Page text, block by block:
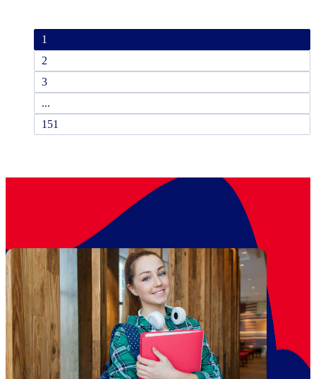
1
2
3
...
151